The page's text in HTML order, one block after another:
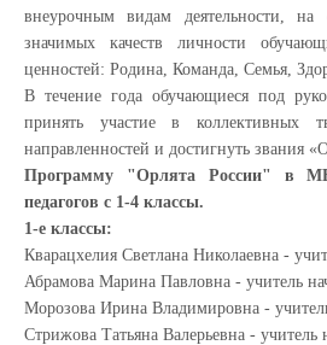
внеурочным видам деятельности, на
значимых качеств личности
ценностей: Родина, Команда, Семья,
В течение года обучающиеся под
принять участие в коллективных
направленностей и достигнуть звания
Программу "Орлята России" в
педагогов с 1-4 классы.
1-е классы:
Кварацхелия Светлана Николаевна -
Абрамова Марина Павловна - учитель
Морозова Ирина Владимировна -
Стрижова Татьяна Валерьевна - учитель